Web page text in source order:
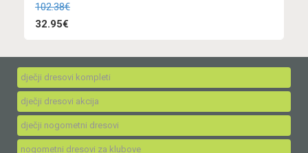
102.38€
32.95€
dječji dresovi kompleti
dječji dresovi akcija
dječji nogometni dresovi
nogometni dresovi za klubove